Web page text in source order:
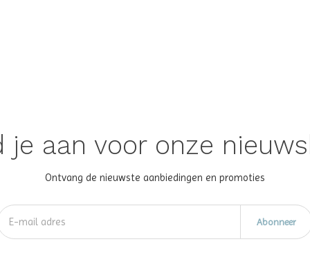
je aan voor onze
Ontvang de nieuwste aanbiedingen en promoties
Abonneer